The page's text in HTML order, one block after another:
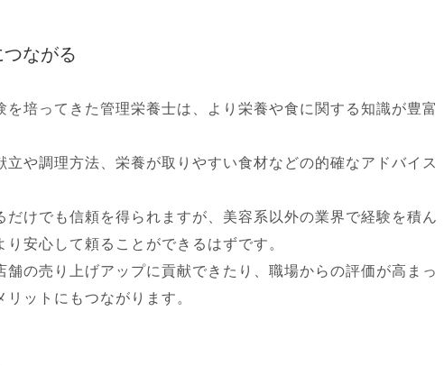
ながる
を培ってきた管理栄養士は、より栄養や食に関する知識が豊富
立や調理方法、栄養が取りやすい食材などの的確なアドバイス
だけでも信頼を得られますが、美容系以外の業界で経験を積ん
安心して頼ることができるはずです。
舗の売り上げアップに貢献できたり、職場からの評価が高まっ
ットにもつながります。